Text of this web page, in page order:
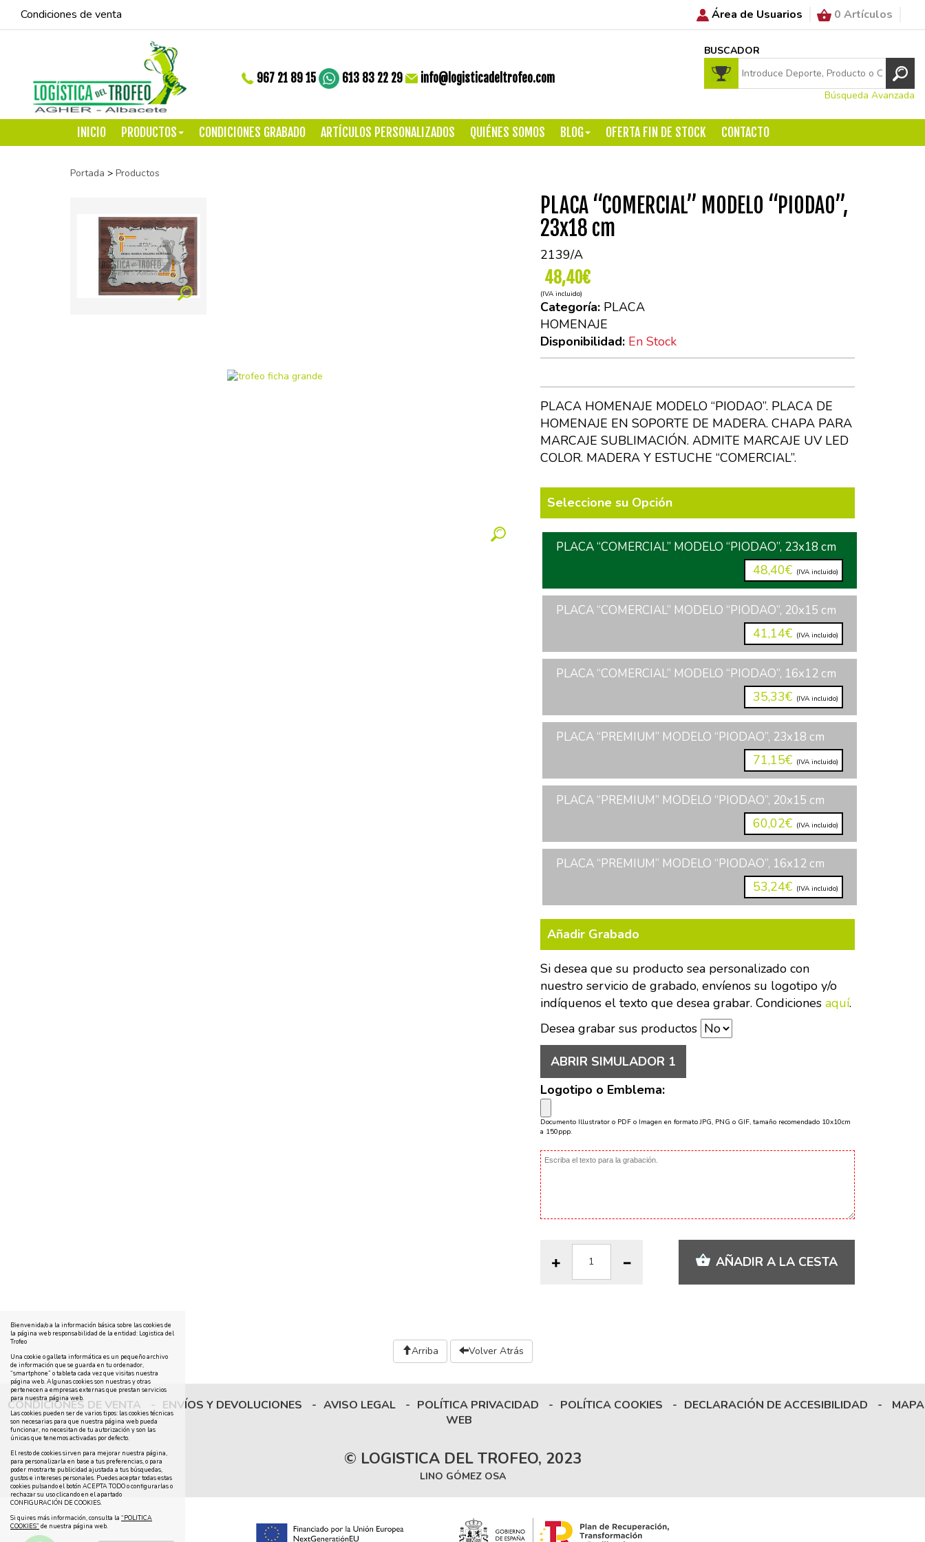
Condiciones de venta Área de Usuarios 0 Artículos
967 21 89 15 613 83 22 29 info@logisticadeltrofeo.com
BUSCADOR
Búsqueda Avanzada
INICIO PRODUCTOS CONDICIONES GRABADO ARTÍCULOS PERSONALIZADOS QUIÉNES SOMOS BLOG OFERTA FIN DE STOCK CONTACTO
Portada > Productos
PLACA “COMERCIAL” MODELO “PIODAO”,
23x18 cm
2139/A
48,40€
(IVA incluido)
Categoría: PLACA
HOMENAJE
Disponibilidad: En Stock
PLACA HOMENAJE MODELO “PIODAO”. PLACA DE
HOMENAJE EN SOPORTE DE MADERA. CHAPA PARA
MARCAJE SUBLIMACIÓN. ADMITE MARCAJE UV LED
COLOR. MADERA Y ESTUCHE “COMERCIAL”.
Seleccione su Opción
PLACA “COMERCIAL” MODELO “PIODAO”, 23x18 cm
48,40€ (IVA incluido)
PLACA “COMERCIAL” MODELO “PIODAO”, 20x15 cm
41,14€ (IVA incluido)
PLACA “COMERCIAL” MODELO “PIODAO”, 16x12 cm
35,33€ (IVA incluido)
PLACA “PREMIUM” MODELO “PIODAO”, 23x18 cm
71,15€ (IVA incluido)
PLACA “PREMIUM” MODELO “PIODAO”, 20x15 cm
60,02€ (IVA incluido)
PLACA “PREMIUM” MODELO “PIODAO”, 16x12 cm
53,24€ (IVA incluido)
Añadir Grabado
Si desea que su producto sea personalizado con
nuestro servicio de grabado, envíenos su logotipo y/o
indíquenos el texto que desea grabar. Condiciones aquí.
Desea grabar sus productos
ABRIR SIMULADOR 1
Logotipo o Emblema:
Documento Illustrator o PDF o Imagen en formato JPG, PNG o GIF, tamaño recomendado 10x10cm
a 150ppp.
AÑADIR A LA CESTA
Arriba Volver Atrás
CONDICIONES DE VENTA - ENVÍOS Y DEVOLUCIONES - AVISO LEGAL - POLÍTICA PRIVACIDAD - POLÍTICA COOKIES - DECLARACIÓN DE ACCESIBILIDAD -
MAPA
WEB
© LOGISTICA DEL TROFEO, 2023
LINO GÓMEZ OSA
Bienvenida/o a la información básica sobre las cookies de
la página web responsabilidad de la entidad: Logistica del
Trofeo
Una cookie o galleta informática es un pequeño archivo
de información que se guarda en tu ordenador,
“smartphone” o tableta cada vez que visitas nuestra
página web. Algunas cookies son nuestras y otras
pertenecen a empresas externas que prestan servicios
para nuestra página web.
Las cookies pueden ser de varios tipos: las cookies técnicas
son necesarias para que nuestra página web pueda
funcionar, no necesitan de tu autorización y son las
únicas que tenemos activadas por defecto.
El resto de cookies sirven para mejorar nuestra página,
para personalizarla en base a tus preferencias, o para
poder mostrarte publicidad ajustada a tus búsquedas,
gustos e intereses personales. Puedes aceptar todas estas
cookies pulsando el botón ACEPTA TODO o configurarlas o
rechazar su uso clicando en el apartado
CONFIGURACIÓN DE COOKIES.
Si quires más información, consulta la “POLITICA
COOKIES” de nuestra página web.